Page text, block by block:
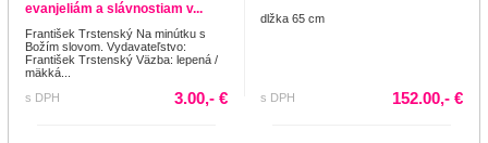
evanjeliám a slávnostiam v...
František Trstenský Na minútku s
Božím slovom. Vydavateľstvo:
František Trstenský Väzba: lepená /
mäkká...
s DPH
3.00,- €
dlžka 65 cm
s DPH 152.00,- €